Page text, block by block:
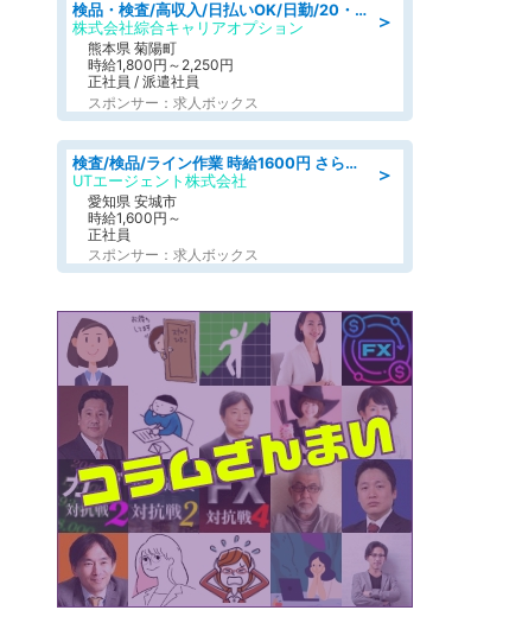
＞
検品・検査/高収入/日払いOK/日勤/20・30・40代活躍中/製造 工場
株式会社綜合キャリアオプション
熊本県 菊陽町
時給1,800円～2,250円
正社員 / 派遣社員
スポンサー：求人ボックス
＞
検査/検品/ライン作業 時給1600円 さら半年ごとに時給50円UP 検品·検査
UTエージェント株式会社
愛知県 安城市
時給1,600円～
正社員
スポンサー：求人ボックス